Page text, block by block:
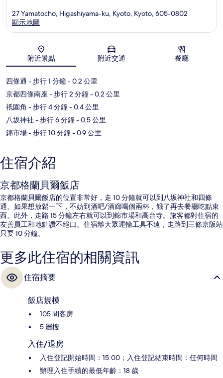
地圖
27 Yamatocho, Higashiyama-ku, Kyoto, Kyoto, 605-0802
顯示地圖
附近景點 附近交通 餐廳
四條通 - 步行 1 分鐘- 0.2 公里
京都四條南座 - 步行 2 分鐘- 0.2 公里
祇園角 - 步行 4 分鐘- 0.4 公里
八坂神社 - 步行 6 分鐘- 0.5 公里
錦市場- 步行 10 分鐘- 0.9 公里
住宿介紹
京都格蘭貝爾飯店
京都格蘭貝爾飯店的位置非常好，走 10 分鐘就可以到八坂神社和四條
通。如果想放鬆一下，不妨到酒吧/酒廊喝個兩杯，餓了再去餐廳吃點東
西。此外，走路 15 分鐘左右就可以到錦市場和高台寺。旅客都對住宿的
友善員工和地點讚不絕口。住宿離大眾運輸工具不遠，走路到三條京阪站
只要 10 分鐘。
更多此住宿的相關資訊
住宿摘要
飯店規模
105 間客房
5 層樓
入住/退房
入住登記開始時間：15:00；入住登記結束時間：任何時間
辦理入住手續的最低年齡：18 歲